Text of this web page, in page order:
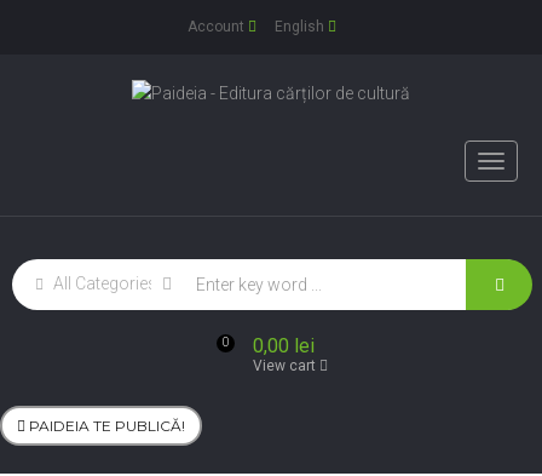
Account English
Toggle
0 0,00 lei
View cart
PAIDEIA TE PUBLICĂ!